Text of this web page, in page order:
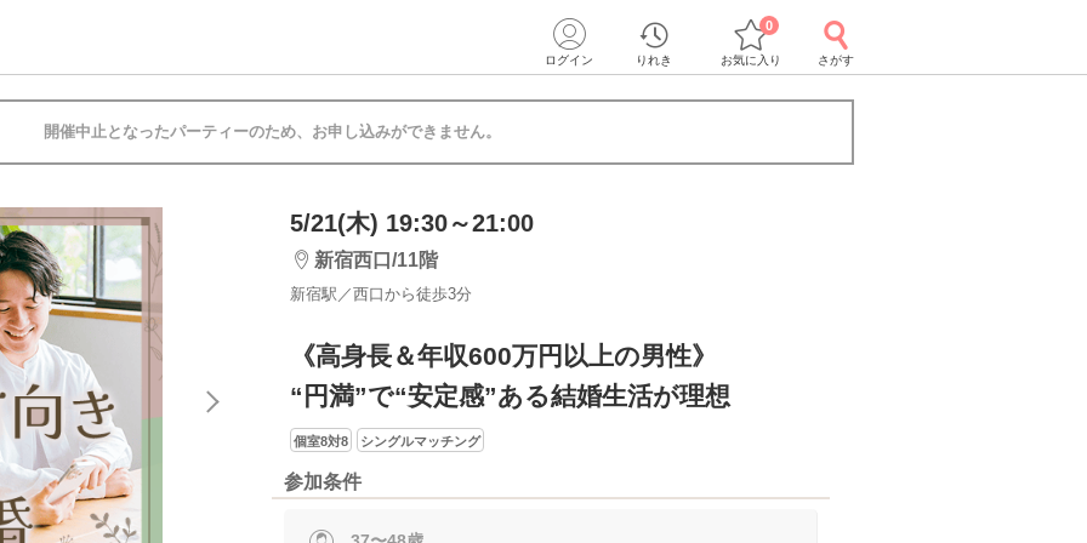
ログイン りれき お気に入り
0
さがす
開催中止となったパーティーのため、お申し込みができません。
5/21(木) 19:30～21:00
新宿西口/11階
新宿駅／西口から徒歩3分
《高身長＆年収600万円以上の男性》
“円満”で“安定感”ある結婚生活が理想
個室8対8 シングルマッチング
参加条件